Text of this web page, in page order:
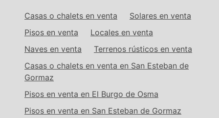
Casas o chalets en venta
Solares en venta
Pisos en venta
Locales en venta
Naves en venta
Terrenos rústicos en venta
Casas o chalets en venta en San Esteban de
Gormaz
Pisos en venta en El Burgo de Osma
Pisos en venta en San Esteban de Gormaz